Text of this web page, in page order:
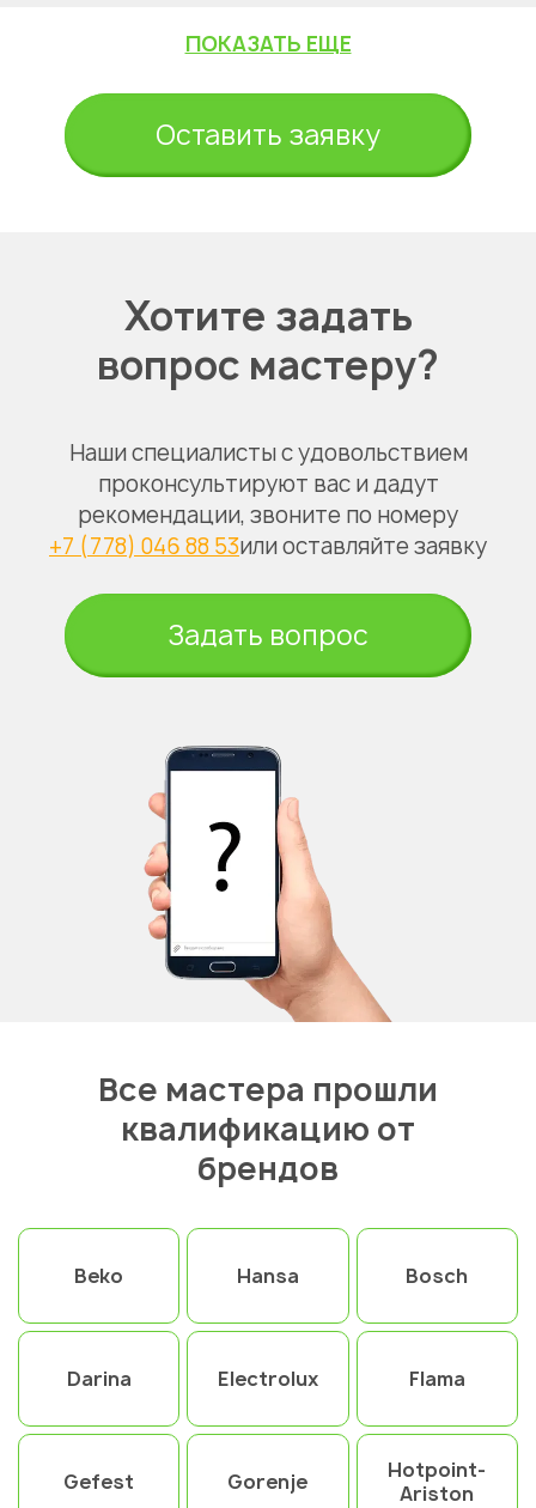
ПОКАЗАТЬ ЕЩЕ
Оставить заявку
Хотите задать
вопрос мастеру?
Наши специалисты с удовольствием
проконсультируют вас и дадут
рекомендации, звоните по номеру
+7 (778) 046 88 53или оставляйте заявку
Задать вопрос
Все мастера прошли
квалификацию от
брендов
Beko Hansa Bosch
Darina Electrolux Flama
Gefest Gorenje
Hotpoint-
Ariston